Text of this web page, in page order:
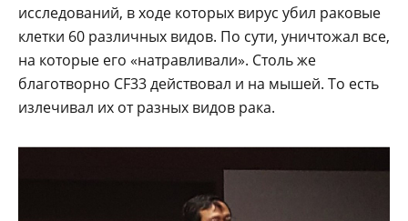
исследований, в ходе которых вирус убил раковые
клетки 60 различных видов. По сути, уничтожал все,
на которые его «натравливали». Столь же
благотворно CF33 действовал и на мышей. То есть
излечивал их от разных видов рака.